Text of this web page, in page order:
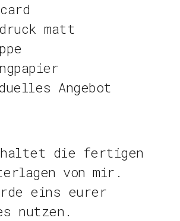
matt
Angebot
die fertigen
von mir.
eins eurer
nutzen.